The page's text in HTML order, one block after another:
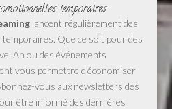
temporaires
lancent régulièrement des
temporaires. Que ce soit pour des
An ou des événements
vous permettre d’économiser
vous aux newsletters des
être informé des dernières